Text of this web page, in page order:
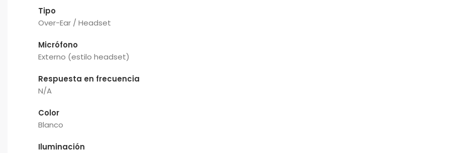
Tipo
Over-Ear / Headset
Micrófono
Externo (estilo headset)
Respuesta en frecuencia
N/A
Color
Blanco
Iluminación